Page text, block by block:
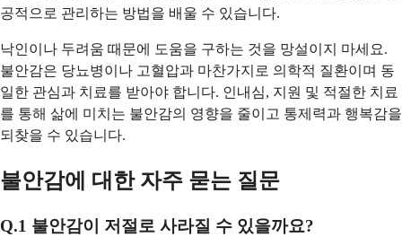
공적으로 관리하는 방법을 배울 수 있습니다.
낙인이나 두려움 때문에 도움을 구하는 것을 망설이지 마세요.
불안감은 당뇨병이나 고혈압과 마찬가지로 의학적 질환이며 동
일한 관심과 치료를 받아야 합니다. 인내심, 지원 및 적절한 치료
를 통해 삶에 미치는 불안감의 영향을 줄이고 통제력과 행복감을
되찾을 수 있습니다.
불안감에 대한 자주 묻는 질문
Q.1 불안감이 저절로 사라질 수 있을까요?